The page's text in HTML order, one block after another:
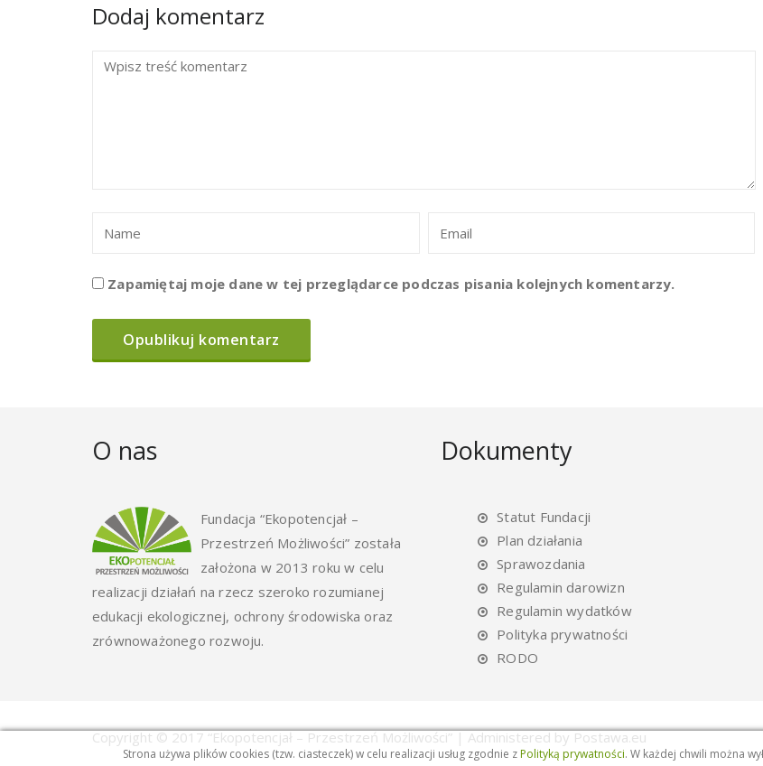
Dodaj komentarz
Zapamiętaj moje dane w tej przeglądarce podczas pisania kolejnych komentarzy.
O nas
Fundacja “Ekopotencjał –
Przestrzeń Możliwości” została
założona w 2013 roku w celu
realizacji działań na rzecz szeroko rozumianej
edukacji ekologicznej, ochrony środowiska oraz
zrównoważonego rozwoju.
Dokumenty
Statut Fundacji
Plan działania
Sprawozdania
Regulamin darowizn
Regulamin wydatków
Polityka prywatności
RODO
Copyright © 2017 “Ekopotencjał – Przestrzeń Możliwości” | Administered by Postawa.eu
Strona używa plików cookies (tzw. ciasteczek) w celu realizacji usług zgodnie zPolityką prywatności. W każdej chwili można